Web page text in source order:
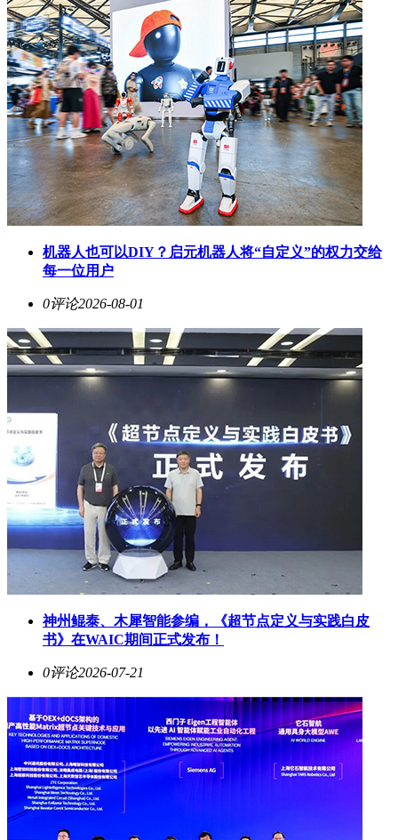
机器人也可以DIY？启元机器人将“自定义”的权力交给
每一位用户
0评论2026-08-01
神州鲲泰、木犀智能参编，《超节点定义与实践白皮
书》在WAIC期间正式发布！
0评论2026-07-21